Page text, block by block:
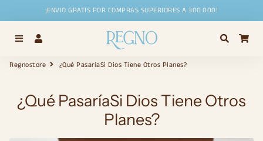
¡ENVIO GRATIS POR COMPRAS SUPERIORES A 300.000!
Menú Buscar
Regnostore ¿Qué PasaríaSi Dios Tiene Otros Planes?
¿Qué PasaríaSi Dios Tiene Otros
Planes?